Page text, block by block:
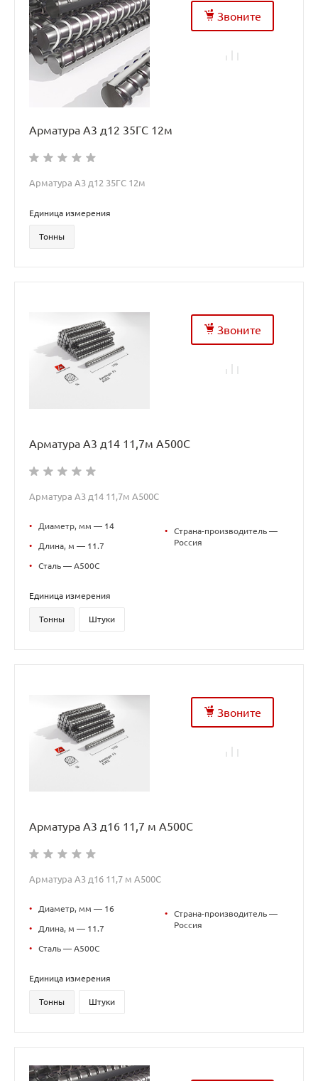
Звоните
Арматура А3 д12 35ГС 12м
Арматура А3 д12 35ГС 12м
Единица измерения
Тонны
Звоните
Арматура А3 д14 11,7м А500С
Арматура А3 д14 11,7м А500С
• Диаметр, мм — 14
• Длина, м — 11.7
• Сталь — А500С
•
Страна-производитель —
Россия
Единица измерения
Тонны Штуки
Звоните
Арматура А3 д16 11,7 м А500С
Арматура А3 д16 11,7 м А500С
• Диаметр, мм — 16
• Длина, м — 11.7
• Сталь — А500С
•
Страна-производитель —
Россия
Единица измерения
Тонны Штуки